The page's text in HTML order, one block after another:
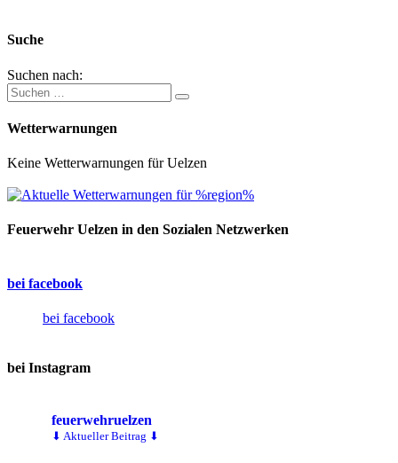
Suche
Suchen nach:
Wetterwarnungen
Keine Wetterwarnungen für Uelzen
Feuerwehr Uelzen in den Sozialen Netzwerken
bei facebook
bei facebook
bei Instagram
feuerwehruelzen
⬇ Aktueller Beitrag ⬇